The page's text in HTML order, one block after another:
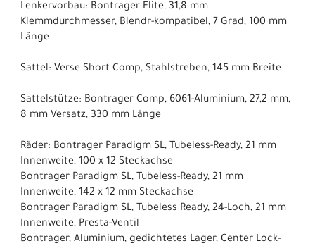
Lenkervorbau: Bontrager Elite, 31,8 mm
Klemmdurchmesser, Blendr-kompatibel, 7 Grad, 100 mm
Länge
Sattel: Verse Short Comp, Stahlstreben, 145 mm Breite
Sattelstütze: Bontrager Comp, 6061-Aluminium, 27,2 mm,
8 mm Versatz, 330 mm Länge
Räder: Bontrager Paradigm SL, Tubeless-Ready, 21 mm
Innenweite, 100 x 12 Steckachse
Bontrager Paradigm SL, Tubeless-Ready, 21 mm
Innenweite, 142 x 12 mm Steckachse
Bontrager Paradigm SL, Tubeless Ready, 24-Loch, 21 mm
Innenweite, Presta-Ventil
Bontrager, Aluminium, gedichtetes Lager, Center Lock-